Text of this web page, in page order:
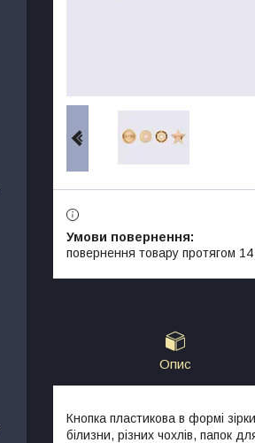
повернення товару протягом 14
Опис
Кнопка пластикова в формі
білизни, різних чохлів, папок